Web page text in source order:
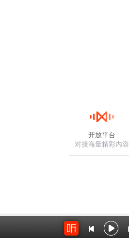
开放平台
对接海量精彩内容